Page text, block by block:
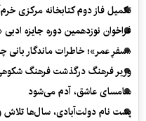
تکمیل فاز دوم کتابخانه مرکزی
فراخوان نوزدهمین دوره جایزه
«سفرِ عمر»؛ خاطرات ماندگار بانی
وزیر فرهنگ درگذشت فرهنگ
سامسای عاشق، آدم می‌شود
پشت نام دولت‌آبادی، سال‌ها تلاش